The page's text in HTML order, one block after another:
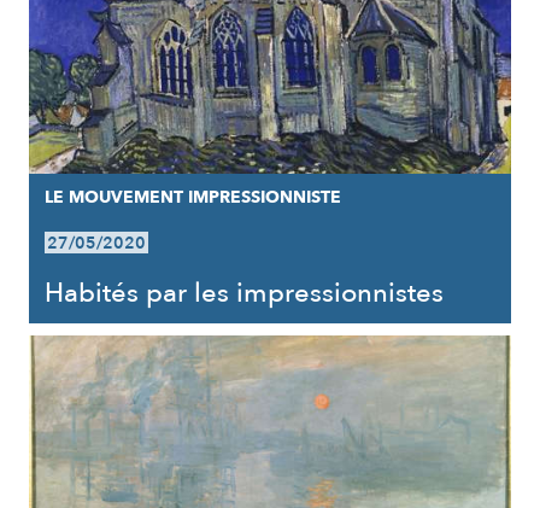
LE MOUVEMENT IMPRESSIONNISTE
27/05/2020
Habités par les impressionnistes